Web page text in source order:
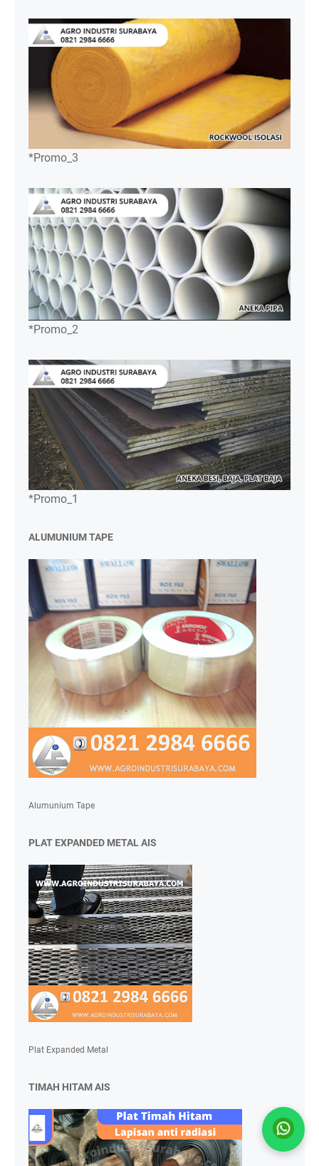
*Promo_3
*Promo_2
*Promo_1
ALUMUNIUM TAPE
Alumunium Tape
PLAT EXPANDED METAL AIS
Plat Expanded Metal
TIMAH HITAM AIS